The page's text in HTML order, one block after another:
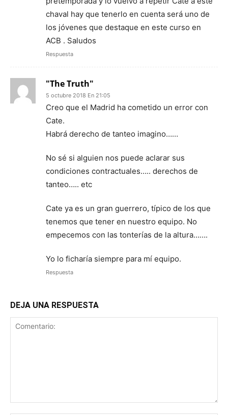
chaval hay que tenerlo en cuenta será uno de
los jóvenes que destaque en este curso en
ACB . Saludos
Respuesta
"The Truth"
5 octubre 2018 En 21:05
Creo que el Madrid ha cometido un error con
Cate.
Habrá derecho de tanteo imagino……
No sé si alguien nos puede aclarar sus
condiciones contractuales….. derechos de
tanteo….. etc
Cate ya es un gran guerrero, típico de los que
tenemos que tener en nuestro equipo. No
empecemos con las tonterías de la altura…….
Yo lo ficharía siempre para mí equipo.
Respuesta
DEJA UNA RESPUESTA